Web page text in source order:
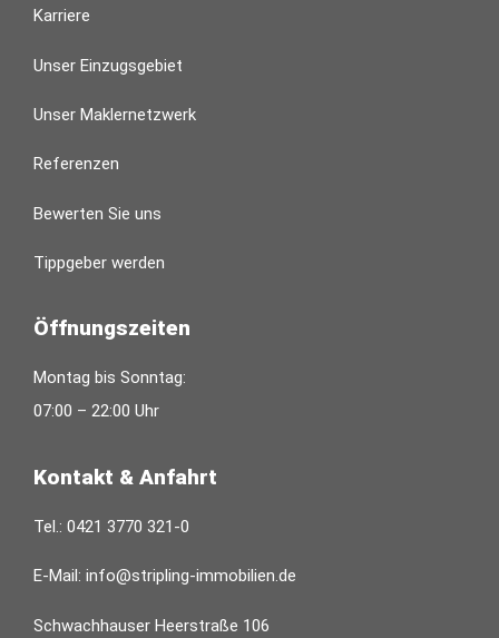
Karriere
Unser Einzugsgebiet
Unser Maklernetzwerk
Referenzen
Bewerten Sie uns
Tippgeber werden
Öffnungszeiten
Montag bis Sonntag:
07:00 – 22:00 Uhr
Kontakt & Anfahrt
Tel.: 0421 3770 321-0
E-Mail: info@stripling-immobilien.de
Schwachhauser Heerstraße 106